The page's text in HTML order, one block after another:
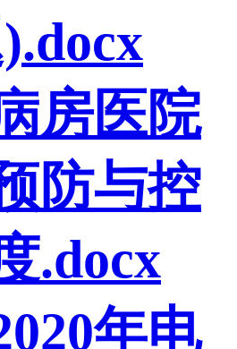
房医院
防与控
.docx
年电